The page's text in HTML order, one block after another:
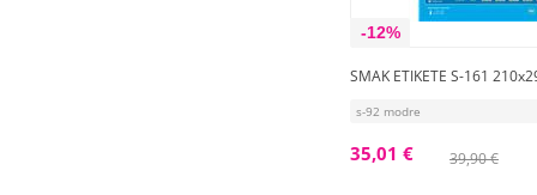
-12%
SMAK ETIKETE S-161
s-92 modre
39,90 €
35,01 €